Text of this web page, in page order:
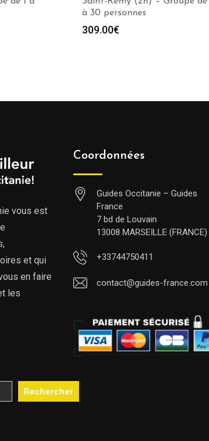
à 30 personnes
309.00€
vous est
et qui
en faire
les
Rechercher
Coordonnées
Guides Occitanie – Guides
France
7 bd de Louvain
13008 MARSEILLE (FRANCE)
+33744750411
contact@guides-france.com